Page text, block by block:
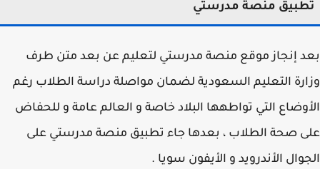
منصة مدرستي
إنجاز موقع منصة مدرستي لتعليم عن بعد متن طرف
التعليم السعودية لضمان مواصلة دراسة الطلاب رغم
التي تواطهها البلاد خاصة و العالم عامة و للحفاض
صحة الطلاب ، بعدها جاء تطبيق منصة مدرستي على
الأندرويد و الأيفون سويا .